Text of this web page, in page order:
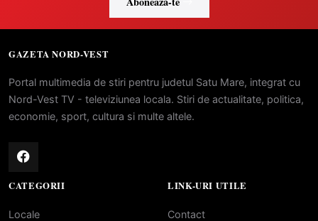
GAZETA NORD-VEST
Portal multimedia de stiri pentru judetul Satu Mare, integrat cu
Nord-Vest TV - televiziunea locala. Stiri de actualitate, politica,
economie, sport, cultura si multe altele.
CATEGORII
Locale
LINK-URI UTILE
Contact